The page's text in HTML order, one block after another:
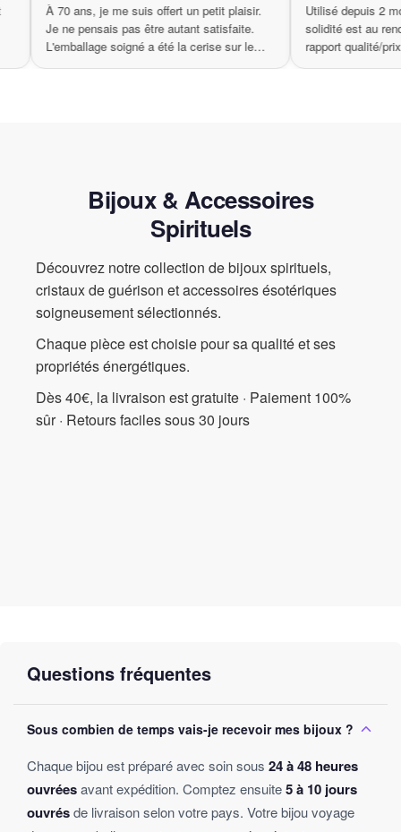
également un cadeau parfait pour vos amis et votre famille qui
souhaitent enrichir leur quotidien d’une touche spirituelle et
bienfaisante.
main, garantissant une qualité inégalée.
Expérience sonore immersive : les vibrations apaisantes
favorisent la méditation profonde et la détente.
touche esthétique à votre espace.
Cadeau idéal : offrez un morceau de culture spirituelle à
vos proches.
est
À 70 ans, je me suis offert un petit plaisir.
Je ne pensais pas être autant satisfaite.
L'emballage soigné a été la cerise sur le
Utilisé
solidité
rapport
Bijoux & Accessoires
Spirituels
Découvrez notre collection de bijoux spirituels,
cristaux de guérison et accessoires ésotériques
soigneusement sélectionnés.
Chaque pièce est choisie pour sa qualité et ses
propriétés énergétiques.
Dès 40€, la livraison est gratuite · Paiement 100%
sûr · Retours faciles sous 30 jours
Questions fréquentes
Sous combien de temps vais-je recevoir mes bijoux ?
Chaque bijou est préparé avec soin sous 24 à 48 heures
ouvréesavant expédition. Comptez ensuite5 à 10 jours
ouvrésde livraison selon votre pays. Votre bijou voyage